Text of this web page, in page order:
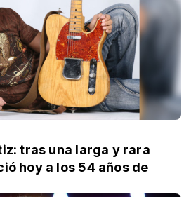
tras una larga y rara
hoy a los 54 años de